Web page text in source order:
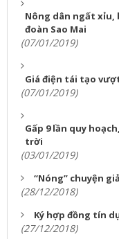
Nông dân ngất xỉu,
đoàn Sao Mai
(07/01/2019)
Giá điện tái tạo
(07/01/2019)
Gấp 9 lần quy
trời
(03/01/2019)
“Nóng” chuyện
(28/12/2018)
Ký hợp đồng tín
(27/12/2018)